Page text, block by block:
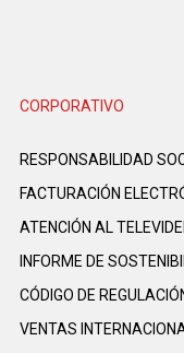
CORPORATIVO
RESPONSABILIDAD
FACTURACIÓN
ATENCIÓN AL
INFORME DE
CÓDIGO DE
VENTAS